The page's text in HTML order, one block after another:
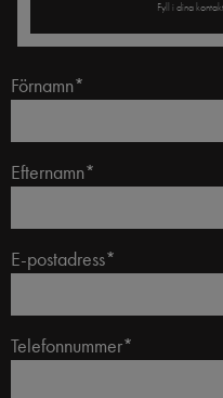
Fyll i dina
Förnamn*
Efternamn*
E-postadress*
Telefonnummer*